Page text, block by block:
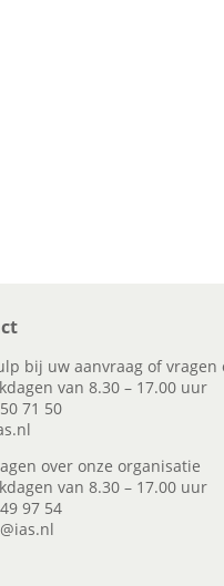
bij uw aanvraag of vragen
van 8.30 – 17.00 uur
71 50
over onze organisatie
van 8.30 – 17.00 uur
97 54